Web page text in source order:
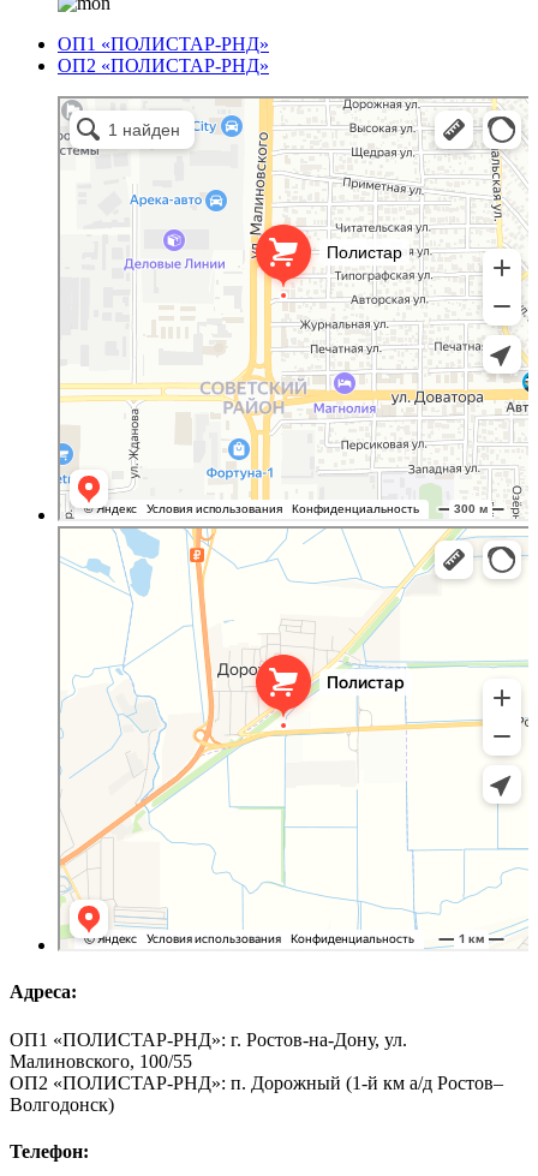
ОП1 «ПОЛИСТАР-РНД»
ОП2 «ПОЛИСТАР-РНД»
Полистар
Оргстекло, поликарбонат в Ростове‑на‑Дону
Светопрозрачные конструкции в Ростове‑на‑Дону
Полистар
Оргстекло, поликарбонат в Ростовской области
Светопрозрачные конструкции в Ростовской области
Адреса:
ОП1 «ПОЛИСТАР-РНД»: г. Ростов-на-Дону, ул.
Малиновского, 100/55
ОП2 «ПОЛИСТАР-РНД»: п. Дорожный (1-й км а/д Ростов–
Волгодонск)
Телефон: